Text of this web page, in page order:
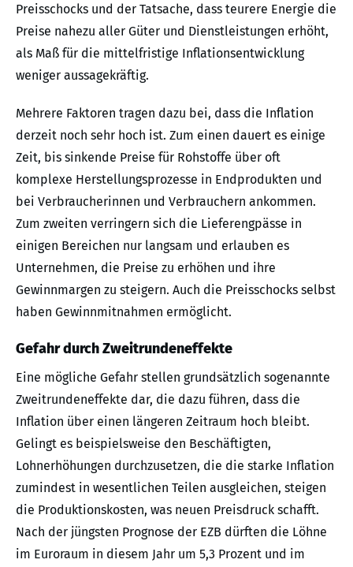
Preisschocks und der Tatsache, dass teurere Energie die
Preise nahezu aller Güter und Dienstleistungen erhöht,
als Maß für die mittelfristige Inflationsentwicklung
weniger aussagekräftig.
Mehrere Faktoren tragen dazu bei, dass die Inflation
derzeit noch sehr hoch ist. Zum einen dauert es einige
Zeit, bis sinkende Preise für Rohstoffe über oft
komplexe Herstellungsprozesse in Endprodukten und
bei Verbraucherinnen und Verbrauchern ankommen.
Zum zweiten verringern sich die Lieferengpässe in
einigen Bereichen nur langsam und erlauben es
Unternehmen, die Preise zu erhöhen und ihre
Gewinnmargen zu steigern. Auch die Preisschocks selbst
haben Gewinnmitnahmen ermöglicht.
Gefahr durch Zweitrundeneffekte
Eine mögliche Gefahr stellen grundsätzlich sogenannte
Zweitrundeneffekte dar, die dazu führen, dass die
Inflation über einen längeren Zeitraum hoch bleibt.
Gelingt es beispielsweise den Beschäftigten,
Lohnerhöhungen durchzusetzen, die die starke Inflation
zumindest in wesentlichen Teilen ausgleichen, steigen
die Produktionskosten, was neuen Preisdruck schafft.
Nach der jüngsten Prognose der EZB dürften die Löhne
im Euroraum in diesem Jahr um 5,3 Prozent und im